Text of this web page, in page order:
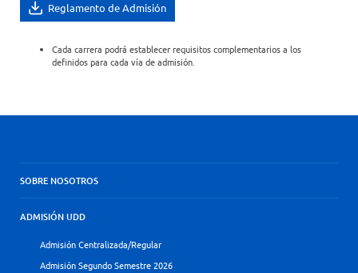
Reglamento de Admisión
Cada carrera podrá establecer requisitos complementarios a los
definidos para cada vía de admisión.
SOBRE NOSOTROS
ADMISIÓN UDD
Admisión Centralizada/Regular
Admisión Segundo Semestre 2026